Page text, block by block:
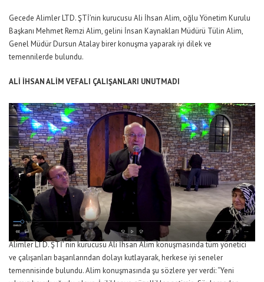
Gecede Alimler LTD. ŞTİ’nin kurucusu Ali İhsan Alim, oğlu Yönetim Kurulu
Başkanı Mehmet Remzi Alim, gelini İnsan Kaynakları Müdürü Tülin Alim,
Genel Müdür Dursun Atalay birer konuşma yaparak iyi dilek ve
temennilerde bulundu.
ALİ İHSAN ALİM VEFALI ÇALIŞANLARI UNUTMADI
Alimler LTD. ŞTİ’ nin kurucusu Ali İhsan Alim konuşmasında tüm yönetici
ve çalışanları başarılarından dolayı kutlayarak, herkese iyi seneler
temennisinde bulundu. Alim konuşmasında şu sözlere yer verdi: “Yeni